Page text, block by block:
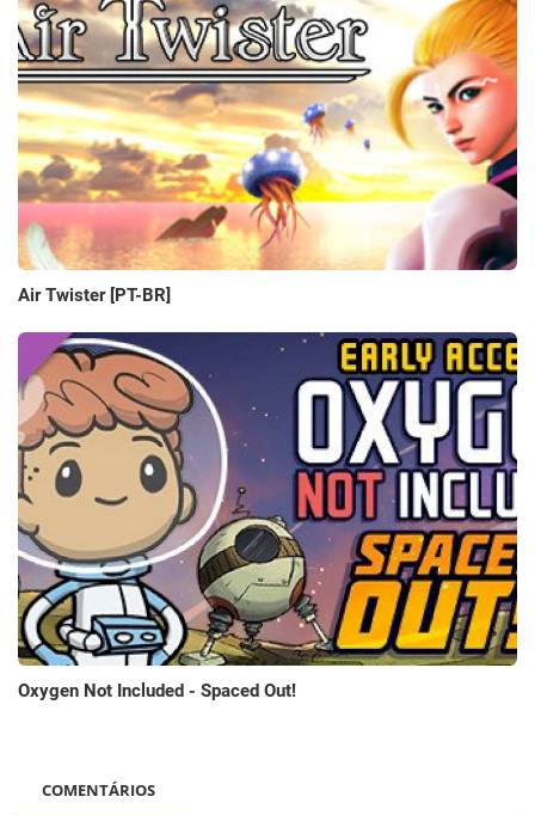
Air Twister [PT-BR]
Oxygen Not Included - Spaced Out!
COMENTÁRIOS